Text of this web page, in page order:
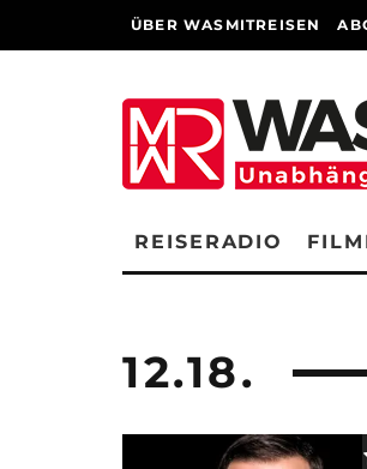
ÜBER WASMITREISEN
REISERADIO
12.18.